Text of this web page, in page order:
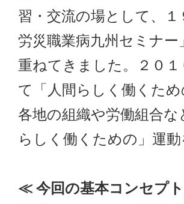
習・交流の場として、
労災職業病九州セミナ
重ねてきました。２０
て「人間らしく働くた
各地の組織や労働組合
らしく働くための」運
≪ 今回の基本コンセプ